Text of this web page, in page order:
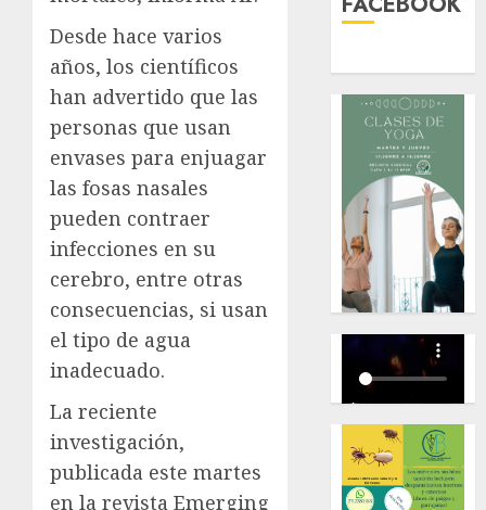
Desde hace varios
años, los científicos
han advertido que las
personas que usan
envases para enjuagar
las fosas nasales
pueden contraer
infecciones en su
cerebro, entre otras
consecuencias, si usan
el tipo de agua
inadecuado.
La reciente
investigación,
publicada este martes
en la revista Emerging